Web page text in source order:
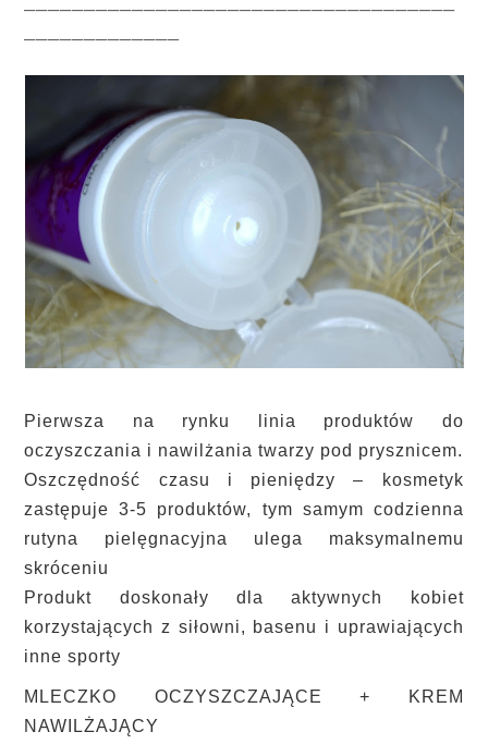
Pierwsza na rynku linia produktów do
oczyszczania i nawilżania twarzy pod prysznicem.
Oszczędność czasu i pieniędzy – kosmetyk
zastępuje 3-5 produktów, tym samym codzienna
rutyna pielęgnacyjna ulega maksymalnemu
skróceniu
Produkt doskonały dla aktywnych kobiet
korzystających z siłowni, basenu i uprawiających
inne sporty
MLECZKO OCZYSZCZAJĄCE + KREM
NAWILŻAJĄCY